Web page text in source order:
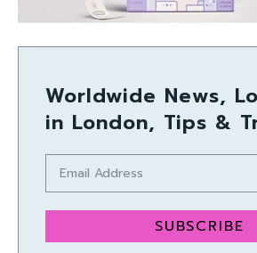
Worldwide News,
in London, Tips &
SUBSCRIBE